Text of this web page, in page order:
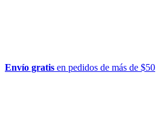
Envío gratis en pedidos de más de $50